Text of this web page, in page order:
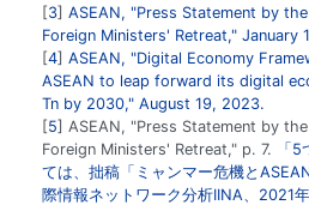
3 ASEAN, "Press Statement by
Foreign Ministers' Retreat," January
4 ASEAN, "Digital Economy
ASEAN to leap forward its digital
Tn by 2030," August 19, 2023.
5
ASEAN, "Press Statement by
Foreign Ministers' Retreat," p. 7.
「
ては、拙稿「ミャンマー危機と
際情報ネットワーク分析IINA、2021年